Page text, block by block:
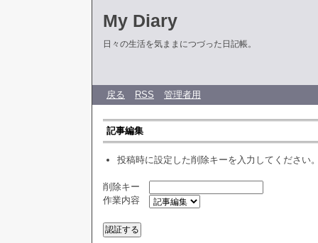
My Diary
日々の生活を気ままにつづった日記帳。
戻る RSS 管理者用
記事編集
投稿時に設定した削除キーを入力してください
削除キー
作業内容